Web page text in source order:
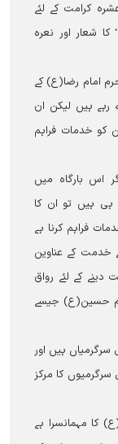
کرامت کے لئے
کا شعار اور نعرہ
امام رضا(ع) کے
ہیں لیکن ان
کو خدمات فراہم
اس بارگاہ میں
ہی ہیں تو ان کا
فراہم کرنا ہے
خدمت کے عناوین
دینے کے لئے رواق
حسین(ع) جیسے
ہیں اور
کا مرکز
کا مہمانسرا ہے